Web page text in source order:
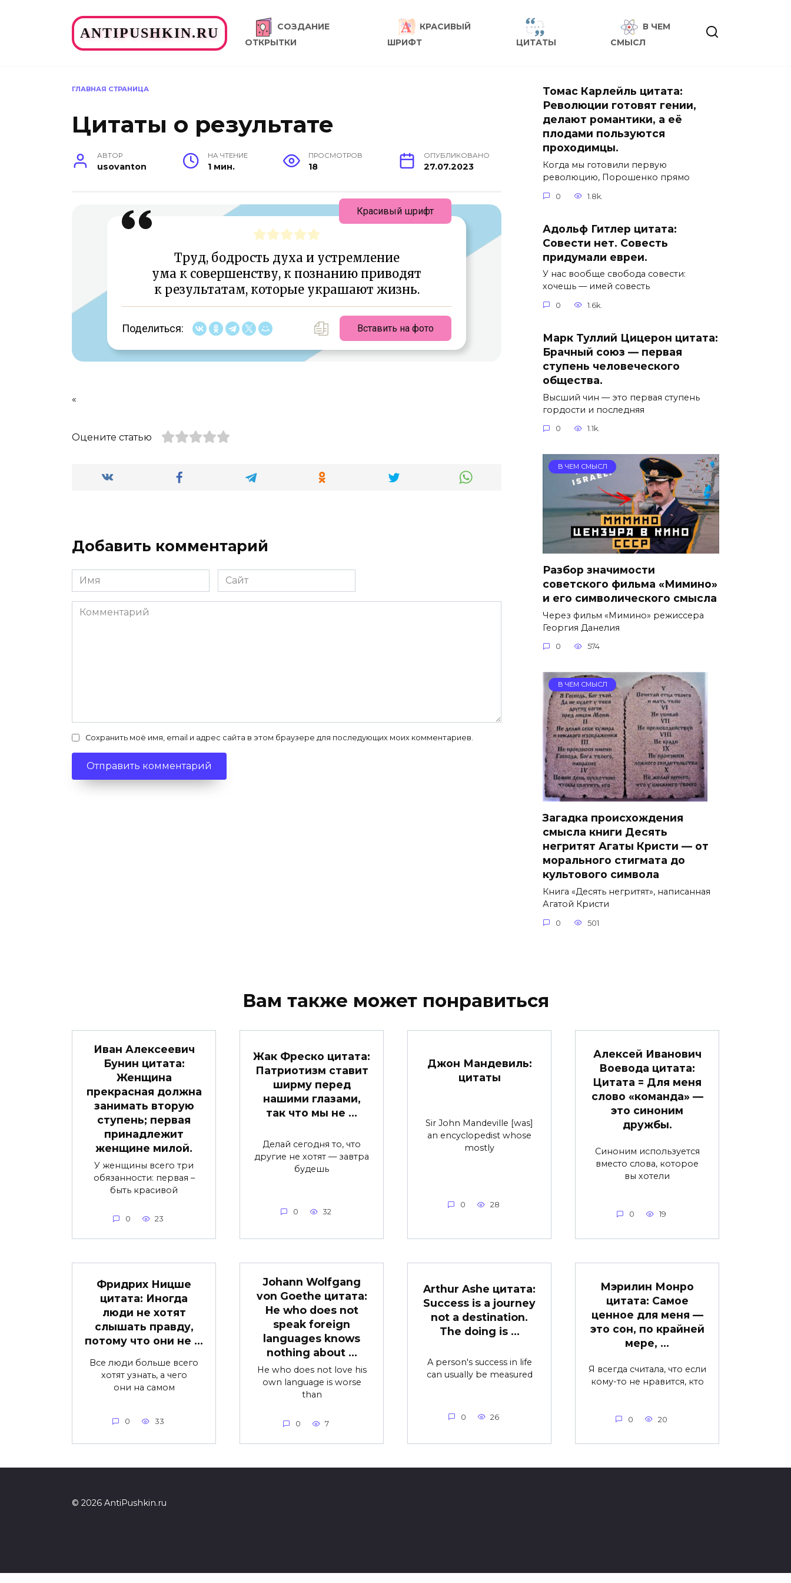
ANTIPUSHKIN.RU
СОЗДАНИЕ
ОТКРЫТКИ
КРАСИВЫЙ
ШРИФТ
ЦИТАТЫ
В ЧЕМ
СМЫСЛ
ГЛАВНАЯ СТРАНИЦА
Цитаты о результате
АВТОР
usovanton
НА ЧТЕНИЕ
1 мин.
ПРОСМОТРОВ
18
ОПУБЛИКОВАНО
27.07.2023
Труд, бодрость духа и устремление
ума к совершенству, к познанию приводят
к результатам, которые украшают жизнь.
Поделиться: Вставить на фото
Красивый шрифт
«
Оцените статью
Добавить комментарий
Имя
*
Сайт
Комментарий
Сохранить моё имя, email и адрес сайта в этом браузере для последующих моих комментариев.
Томас Карлейль цитата:
Революции готовят гении,
делают романтики, а её
плодами пользуются
проходимцы.
Когда мы готовили первую
революцию, Порошенко прямо
0 1.8k.
Адольф Гитлер цитата:
Совести нет. Совесть
придумали евреи.
У нас вообще свобода совести:
хочешь — имей совесть
0 1.6k.
Марк Туллий Цицерон цитата:
Брачный союз — первая
ступень человеческого
общества.
Высший чин — это первая ступень
гордости и последняя
0 1.1k.
В ЧЕМ СМЫСЛ
Разбор значимости
советского фильма «Мимино»
и его символического смысла
Через фильм «Мимино» режиссера
Георгия Данелия
0 574
В ЧЕМ СМЫСЛ
Загадка происхождения
смысла книги Десять
негритят Агаты Кристи — от
морального стигмата до
культового символа
Книга «Десять негритят», написанная
Агатой Кристи
0 501
Вам также может понравиться
Иван Алексеевич
Бунин цитата:
Женщина
прекрасная должна
занимать вторую
ступень; первая
принадлежит
женщине милой.
У женщины всего три
обязанности: первая –
быть красивой
0 23
Жак Фреско цитата:
Патриотизм ставит
ширму перед
нашими глазами,
так что мы не …
Делай сегодня то, что
другие не хотят — завтра
будешь
0 32
Джон Мандевиль:
цитаты
Sir John Mandeville [was]
an encyclopedist whose
mostly
0 28
Алексей Иванович
Воевода цитата:
Цитата = Для меня
слово «команда» —
это синоним
дружбы.
Синоним используется
вместо слова, которое
вы хотели
0 19
Фридрих Ницше
цитата: Иногда
люди не хотят
слышать правду,
потому что они не …
Все люди больше всего
хотят узнать, а чего
они на самом
0 33
Johann Wolfgang
von Goethe цитата:
He who does not
speak foreign
languages knows
nothing about …
He who does not love his
own language is worse
than
0 7
Arthur Ashe цитата:
Success is a journey
not a destination.
The doing is …
A person's success in life
can usually be measured
0 26
Мэрилин Монро
цитата: Самое
ценное для меня —
это сон, по крайней
мере, …
Я всегда считала, что если
кому-то не нравится, кто
0 20
© 2026 AntiPushkin.ru